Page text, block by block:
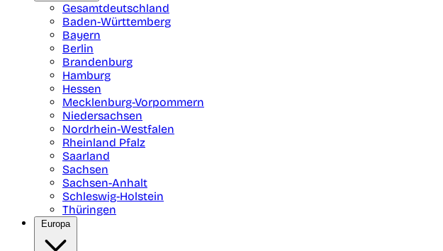
Gesamtdeutschland
Baden-Württemberg
Bayern
Berlin
Brandenburg
Hamburg
Hessen
Mecklenburg-Vorpommern
Niedersachsen
Nordrhein-Westfalen
Rheinland Pfalz
Saarland
Sachsen
Sachsen-Anhalt
Schleswig-Holstein
Thüringen
Europa